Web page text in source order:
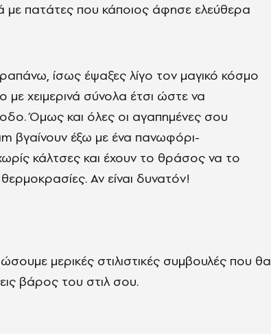
με πατάτες που κάποιος άφησε ελεύθερα
ίσως έψαξες λίγο τον μαγικό κόσμο
με χειμερινά σύνολα έτσι ώστε να
Όμως και όλες οι αγαπημένες σου
βγαίνουν έξω με ένα πανωφόρι-
κάλτσες και έχουν το θράσος να το
Αν είναι δυνατόν!
μερικές στιλιστικές συμβουλές που θα
βάρος του στιλ σου.